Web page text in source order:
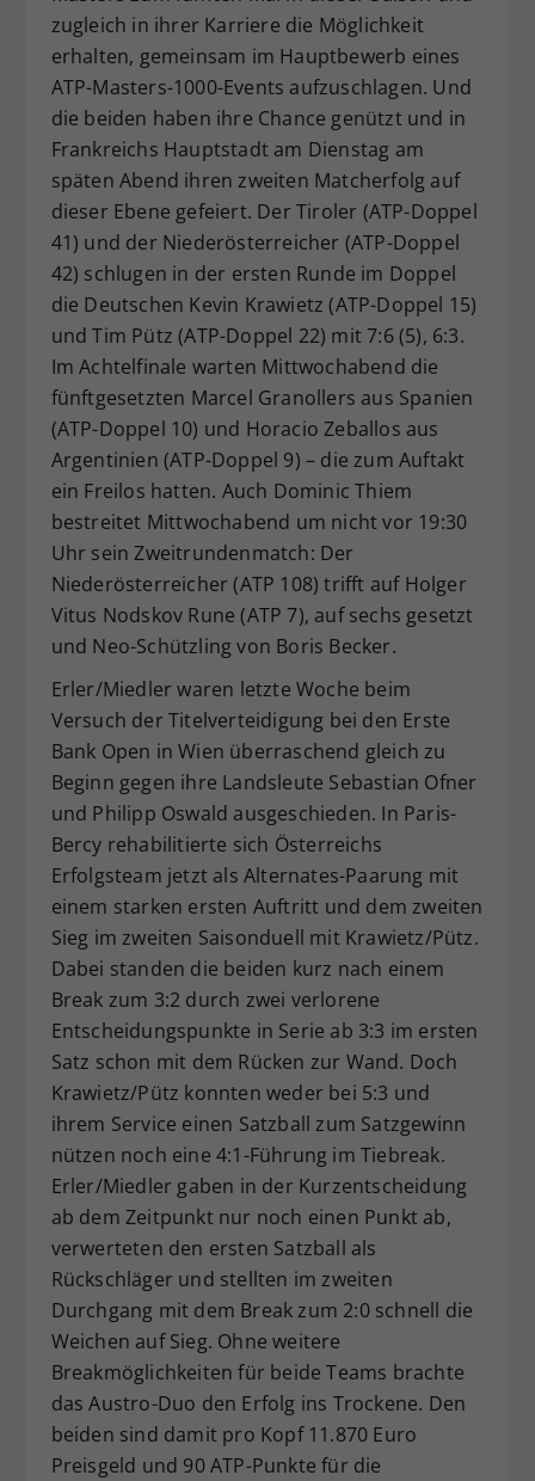
zugleich in ihrer Karriere die Möglichkeit
erhalten, gemeinsam im Hauptbewerb eines
ATP-Masters-1000-Events aufzuschlagen. Und
die beiden haben ihre Chance genützt und in
Frankreichs Hauptstadt am Dienstag am
späten Abend ihren zweiten Matcherfolg auf
dieser Ebene gefeiert. Der Tiroler (ATP-Doppel
41) und der Niederösterreicher (ATP-Doppel
42) schlugen in der ersten Runde im Doppel
die Deutschen Kevin Krawietz (ATP-Doppel 15)
und Tim Pütz (ATP-Doppel 22) mit 7:6 (5), 6:3.
Im Achtelfinale warten Mittwochabend die
fünftgesetzten Marcel Granollers aus Spanien
(ATP-Doppel 10) und Horacio Zeballos aus
Argentinien (ATP-Doppel 9) – die zum Auftakt
ein Freilos hatten. Auch Dominic Thiem
bestreitet Mittwochabend um nicht vor 19:30
Uhr sein Zweitrundenmatch: Der
Niederösterreicher (ATP 108) trifft auf Holger
Vitus Nodskov Rune (ATP 7), auf sechs gesetzt
und Neo-Schützling von Boris Becker.
Erler/Miedler waren letzte Woche beim
Versuch der Titelverteidigung bei den Erste
Bank Open in Wien überraschend gleich zu
Beginn gegen ihre Landsleute Sebastian Ofner
und Philipp Oswald ausgeschieden. In Paris-
Bercy rehabilitierte sich Österreichs
Erfolgsteam jetzt als Alternates-Paarung mit
einem starken ersten Auftritt und dem zweiten
Sieg im zweiten Saisonduell mit Krawietz/Pütz.
Dabei standen die beiden kurz nach einem
Break zum 3:2 durch zwei verlorene
Entscheidungspunkte in Serie ab 3:3 im ersten
Satz schon mit dem Rücken zur Wand. Doch
Krawietz/Pütz konnten weder bei 5:3 und
ihrem Service einen Satzball zum Satzgewinn
nützen noch eine 4:1-Führung im Tiebreak.
Erler/Miedler gaben in der Kurzentscheidung
ab dem Zeitpunkt nur noch einen Punkt ab,
verwerteten den ersten Satzball als
Rückschläger und stellten im zweiten
Durchgang mit dem Break zum 2:0 schnell die
Weichen auf Sieg. Ohne weitere
Breakmöglichkeiten für beide Teams brachte
das Austro-Duo den Erfolg ins Trockene. Den
beiden sind damit pro Kopf 11.870 Euro
Preisgeld und 90 ATP-Punkte für die
Zweck
Dieser Wert speichert Ihre Consent-
Einstellungen. Unter anderem eine
zufällig generierte ID, für die
historische Speicherung Ihrer
vorgenommen Einstellungen, falls der
Webseiten-Betreiber dies eingestellt
hat.